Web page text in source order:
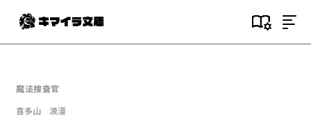
目次
魔法捜査官
喜多山 浪漫